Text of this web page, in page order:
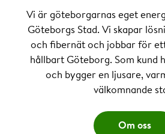
Vi är göteborgarnas eget
Göteborgs Stad. Vi skapar
och fibernät och jobbar för
hållbart Göteborg. Som kund
och bygger en ljusare,
välkomnande
Om oss